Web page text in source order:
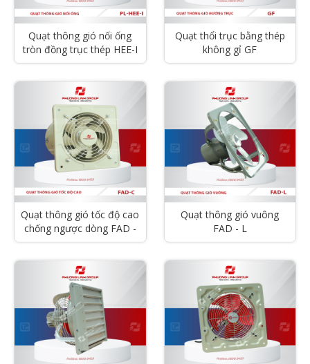
Quạt thông gió nối ống
tròn đồng trục thép HEE-I
Quạt thổi trục bằng thép
không gỉ GF
Quạt thông gió tốc độ cao
chống ngược dòng FAD -
C
Quạt thông gió vuông
FAD - L